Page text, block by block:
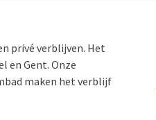
privé verblijven. Het
en Gent. Onze
maken het verblijf